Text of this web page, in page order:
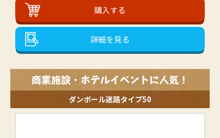
第４条（個人情報の第三者提供）
当社は，次に掲げる場合を除いて，あらかじめユーザ
ーの同意を得ることなく，第三者に個人情報を提供す
ることはありません。ただし，個人情報保護法その他
の法令で認められる場合を除きます。
法令に基づく場合
人の生命，身体または財産の保護のために必要が
ある場合であって，本人の同意を得ることが困難
であるとき
公衆衛生の向上または児童の健全な育成の推進の
ために特に必要がある場合であって，本人の同意
詳細を見る
商業施設・ホテルイベントに人気！
ダンボール迷路タイプ50